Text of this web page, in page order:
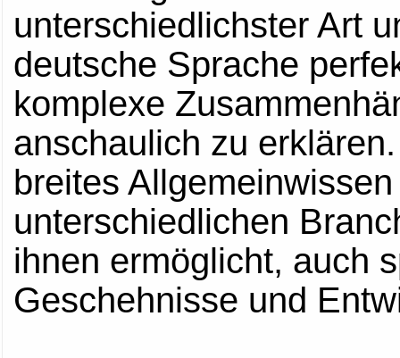
unterschiedlichster Art
deutsche Sprache
komplexe
anschaulich zu
breites
unterschiedlichen
ihnen ermöglicht, auch
Geschehnisse und